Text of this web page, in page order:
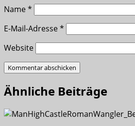
Name*
E-Mail-Adresse*
Website
Ähnliche Beiträge